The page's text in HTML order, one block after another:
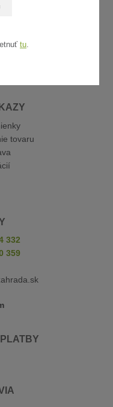
tovaru
332
359
tu